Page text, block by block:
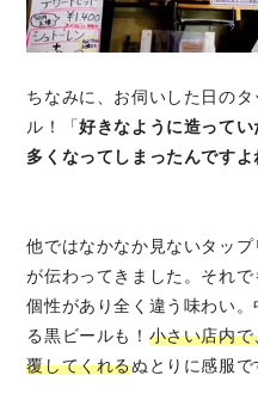
ちなみに、お伺いした日の
ル！「好きなように造って
多くなってしまったんですよ
他ではなかなか見ないタップ
が伝わってきました。それ
個性があり全く違う味わい
る黒ビールも！ 小さい店内
覆してくれるぬとりに感服で